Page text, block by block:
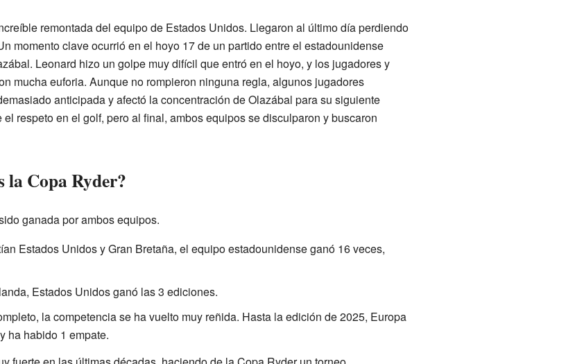
remontada del equipo de Estados Unidos. Llegaron al último día perdiendo
momento clave ocurrió en el hoyo 17 de un partido entre el estadounidense
Leonard hizo un golpe muy difícil que entró en el hoyo, y los jugadores y
mucha euforia. Aunque no rompieron ninguna regla, algunos jugadores
anticipada y afectó la concentración de Olazábal para su siguiente
respeto en el golf, pero al final, ambos equipos se disculparon y buscaron
la Copa Ryder?
ganada por ambos equipos.
Estados Unidos y Gran Bretaña, el equipo estadounidense ganó 16 veces,
Estados Unidos ganó las 3 ediciones.
la competencia se ha vuelto muy reñida. Hasta la edición de 2025, Europa
ha habido 1 empate.